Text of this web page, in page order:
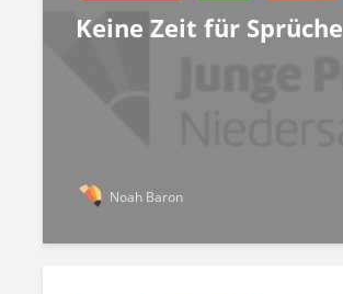
Keine Zeit für Sprüche
Noah Baron